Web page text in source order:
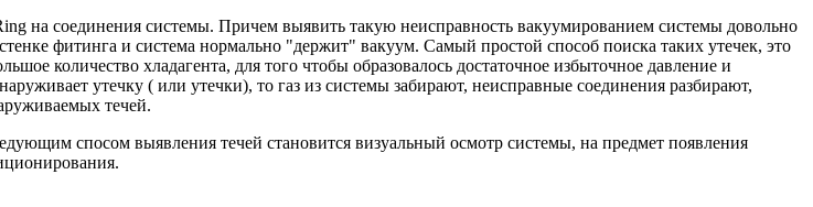
на соединения системы. Причем выявить такую неисправность вакуумированием системы довольно
фитинга и система нормально "держит" вакуум. Самый простой способ поиска таких утечек, это
количество хладагента, для того чтобы образовалось достаточное избыточное давление и
утечку ( или утечки), то газ из системы забирают, неисправные соединения разбирают,
течей.
спосом выявления течей становится визуальный осмотр системы, на предмет появления